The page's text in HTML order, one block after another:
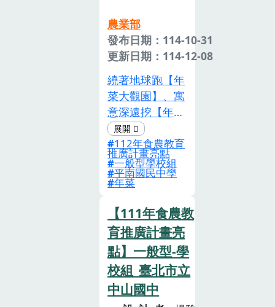
飲食,達到永續
海鮮的目的。體
驗活動一:梧棲
並利用永續海鮮
認識水產品體驗
活動二:七股蚵
田認識七股潟湖
浮棚式養殖體驗
活動三:一日漁
夫潮間帶生態解
魚、牽罟體驗活
動四:蚵田巡禮
認識芳苑在地平
掛式養殖蚵田,
了解蚵農工作日
常體驗活動五:
農業部
發布日期：114-10-31
更新日期：114-12-08
繞著地球跑【年
菜大觀園】、寓
意深遠挖【年菜
大哉問】 1.每個
國家都擁有獨特
的年菜文化，這
些食品反映了各
地的歷史、傳統
和文化價值觀，
讓人們在新的一
年裡共享幸福和
祝福。2.各國年
菜既然象徵重要
的飲食文化，運
用探究式教學，
112年食農教育
推廣計畫亮點
一般型學校組
平南國民中學
年菜
【111年食農教
育推廣計畫亮
點】一般型-學
校組_臺北市立
中山國中